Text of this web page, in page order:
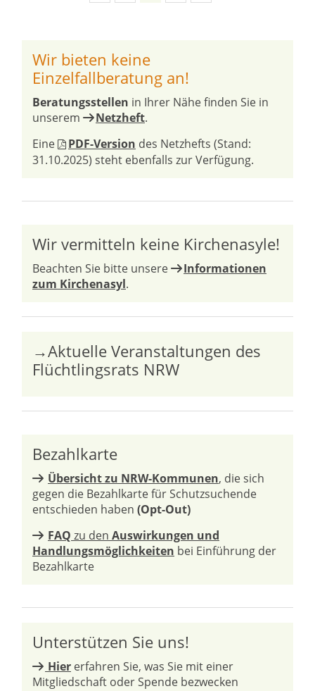
Wir bieten keine
Einzelfallberatung an!
Beratungsstellen in Ihrer Nähe finden Sie in
unserem
Netzheft.
Eine
PDF-Version des Netzhefts (Stand:
31.10.2025) steht ebenfalls zur Verfügung.
Wir vermitteln keine Kirchenasyle!
Beachten Sie bitte unsere
Informationen
zum Kirchenasyl.
→Aktuelle Veranstaltungen des
Flüchtlingsrats NRW
Bezahlkarte
Übersicht zu NRW-Kommunen, die sich
gegen die Bezahlkarte für Schutzsuchende
entschieden haben (Opt-Out)
FAQ zu den Auswirkungen und
Handlungsmöglichkeiten bei Einführung der
Bezahlkarte
Unterstützen Sie uns!
Hier erfahren Sie, was Sie mit einer
Mitgliedschaft oder Spende bezwecken